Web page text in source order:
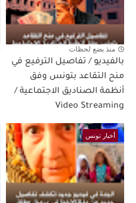
منذ بضع لحظات
بالفيديو / تفاصيل الترفيع في
منح التقاعد بتونس وفق
أنظمة الصناديق الاجتماعية /
Video Streaming
أخبار تونس